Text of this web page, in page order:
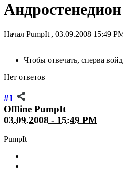
Андростенедион
Начал PumpIt , 03.09.2008 15:49
Чтобы отвечать, сперва
Нет ответов
#1
Offline PumpIt
03.09.2008 - 15:49 PM
PumpIt